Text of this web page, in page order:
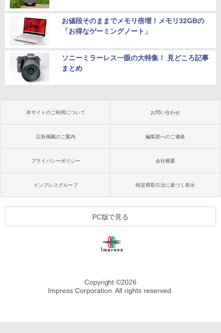
お値段そのままでメモリ倍増！メモリ32GBの
「お得なゲーミングノート」
ソニーミラーレス一眼の大特集！ 見どころ記事
まとめ
本サイトのご利用について お問い合わせ
広告掲載のご案内 編集部へのご連絡
プライバシーポリシー 会社概要
インプレスグループ 特定商取引法に基づく表示
PC版で見る
Copyright ©2026
Impress Corporation. All rights reserved.